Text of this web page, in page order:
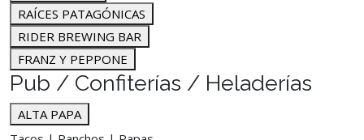
RAÍCES PATAGÓNICAS
RIDER BREWING BAR
FRANZ Y PEPPONE
Pub / Confiterías / Heladerías
ALTA PAPA